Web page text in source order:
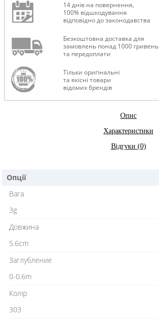
14 днів на повернення,
100% відшкодування
відповідно до законодавства
Безкоштовна доставка для
замовлень понад 1000 гривень
та передоплати
Тільки оригінальні
та якісні товари
відомих брендів
Опис
Характеристики
Відгуки (0)
Опції
Вага
3g
Довжина
5.6cm
Заглубление
0-0.6m
Колір
303